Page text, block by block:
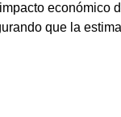
económico
que la